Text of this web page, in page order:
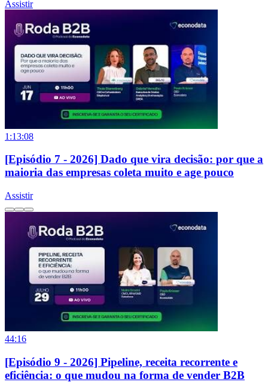
Assistir
1:13:08
[Episódio 7 - 2026] Dado que vira decisão: por que a
maioria das empresas coleta muito e age pouco
Assistir
44:16
[Episódio 9 - 2026] Pipeline, receita recorrente e
eficiência: o que mudou na forma de vender B2B